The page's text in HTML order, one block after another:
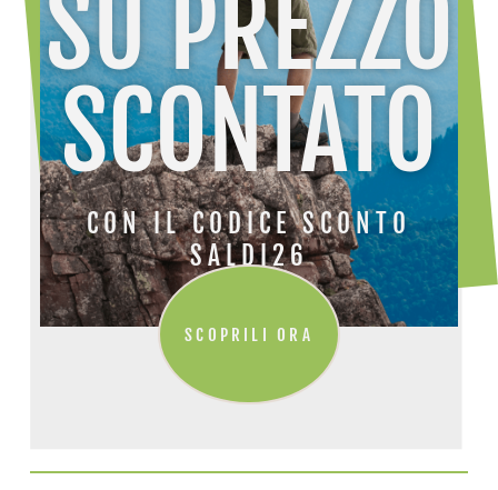
SU PREZZO
SCONTATO
CON IL CODICE SCONTO
SALDI26
SCOPRILI ORA